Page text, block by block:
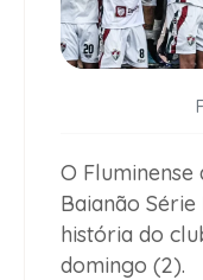
O
Baianão
história do
domingo (2).